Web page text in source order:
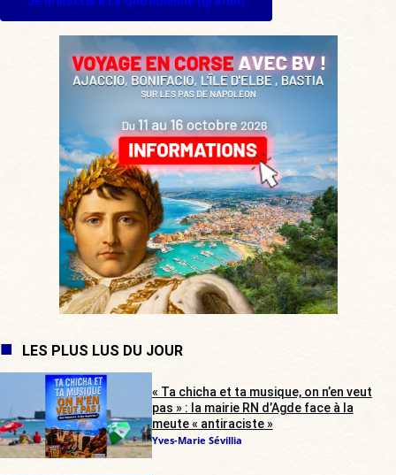
LES PLUS LUS DU JOUR
« Ta chicha et ta musique, on n’en veut
pas » : la mairie RN d’Agde face à la
meute « antiraciste »
Yves-Marie Sévillia